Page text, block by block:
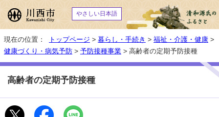
やさしい日本語
現在の位置： トップページ > 暮らし・手続き > 福祉・介護・健康 >
健康づくり・病気予防 > 予防接種事業 > 高齢者の定期予防接種
高齢者の定期予防接種